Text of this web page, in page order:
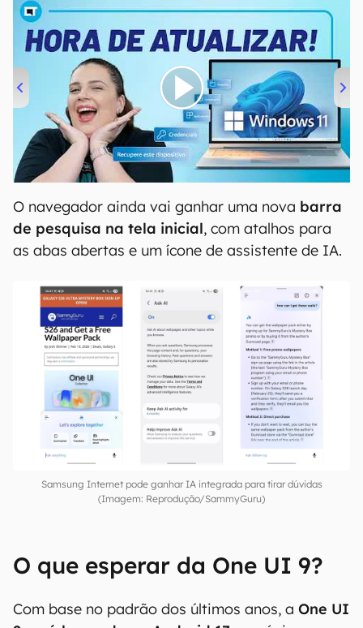
00:00 04:52
O navegador ainda vai ganhar uma nova barra
de pesquisa na tela inicial, com atalhos para
as abas abertas e um ícone de assistente de IA.
Samsung Internet pode ganhar IA integrada para tirar dúvidas
(Imagem: Reprodução/SammyGuru)
O que esperar da One UI 9?
Com base no padrão dos últimos anos, a One UI